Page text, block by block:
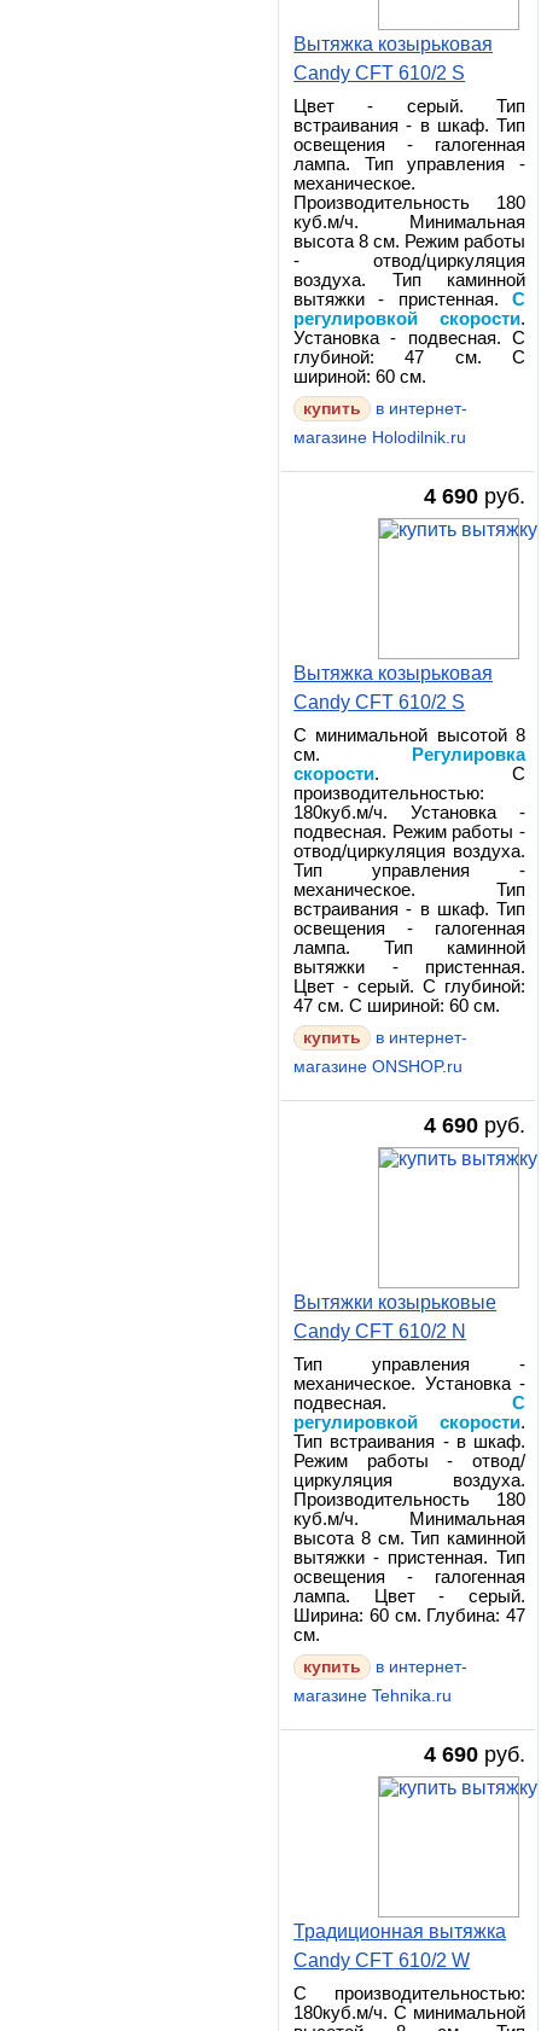
Вытяжка козырьковая
Candy CFT 610/2 S
Цвет - серый. Тип
встраивания - в шкаф. Тип
освещения - галогенная
лампа. Тип управления -
механическое.
Производительность 180
куб.м/ч. Минимальная
высота 8 см. Режим работы
- отвод/циркуляция
воздуха. Тип каминной
вытяжки - пристенная.С
регулировкой скорости.
Установка - подвесная. С
глубиной: 47 см. С
шириной: 60 см.
в интернет-
магазине Holodilnik.ru
4 690 руб.
Вытяжка козырьковая
Candy CFT 610/2 S
С минимальной высотой 8
см.
Регулировка
скорости. С
производительностью:
180куб.м/ч. Установка -
подвесная. Режим работы -
отвод/циркуляция воздуха.
Тип управления -
механическое. Тип
встраивания - в шкаф. Тип
освещения - галогенная
лампа. Тип каминной
вытяжки - пристенная.
Цвет - серый. С глубиной:
47 см. С шириной: 60 см.
в интернет-
магазине ONSHOP.ru
4 690 руб.
Вытяжки козырьковые
Candy CFT 610/2 N
Тип управления -
механическое. Установка -
подвесная.С
регулировкой скорости.
Тип встраивания - в шкаф.
Режим работы - отвод/
циркуляция воздуха.
Производительность 180
куб.м/ч. Минимальная
высота 8 см. Тип каминной
вытяжки - пристенная. Тип
освещения - галогенная
лампа. Цвет - серый.
Ширина: 60 см. Глубина: 47
см.
в интернет-
магазине Tehnika.ru
4 690 руб.
Традиционная вытяжка
Candy CFT 610/2 W
С производительностью:
180куб.м/ч. С минимальной